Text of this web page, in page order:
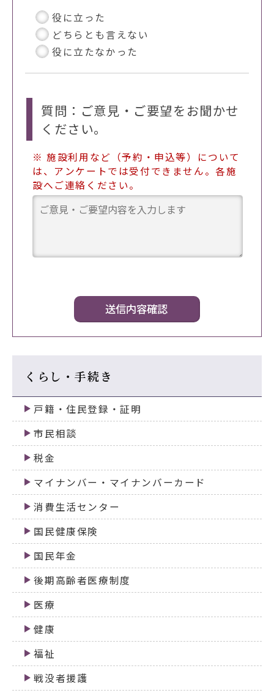
役に立った
どちらとも言えない
役に立たなかった
質問：ご意見・ご要望をお聞かせ
ください。
※ 施設利用など（予約・申込等）について
は、アンケートでは受付できません。各施
設へご連絡ください。
くらし・手続き
戸籍・住民登録・証明
市民相談
税金
マイナンバー・マイナンバーカード
消費生活センター
国民健康保険
国民年金
後期高齢者医療制度
医療
健康
福祉
戦没者援護